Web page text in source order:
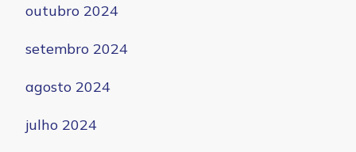
outubro 2024
setembro 2024
agosto 2024
julho 2024